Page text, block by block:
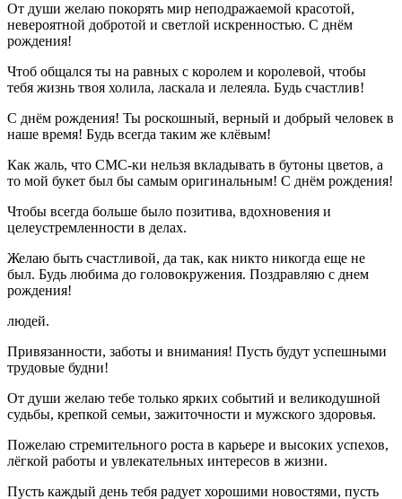
От души желаю покорять мир неподражаемой красотой,
невероятной добротой и светлой искренностью. С днём
рождения!
Чтоб общался ты на равных с королем и королевой, чтобы
тебя жизнь твоя холила, ласкала и лелеяла. Будь счастлив!
С днём рождения! Ты роскошный, верный и добрый человек в
наше время! Будь всегда таким же клёвым!
Как жаль, что СМС-ки нельзя вкладывать в бутоны цветов, а
то мой букет был бы самым оригинальным! С днём рождения!
Чтобы всегда больше было позитива, вдохновения и
целеустремленности в делах.
Желаю быть счастливой, да так, как никто никогда еще не
был. Будь любима до головокружения. Поздравляю с днем
рождения!
людей.
Привязанности, заботы и внимания! Пусть будут успешными
трудовые будни!
От души желаю тебе только ярких событий и великодушной
судьбы, крепкой семьи, зажиточности и мужского здоровья.
Пожелаю стремительного роста в карьере и высоких успехов,
лёгкой работы и увлекательных интересов в жизни.
Пусть каждый день тебя радует хорошими новостями, пусть